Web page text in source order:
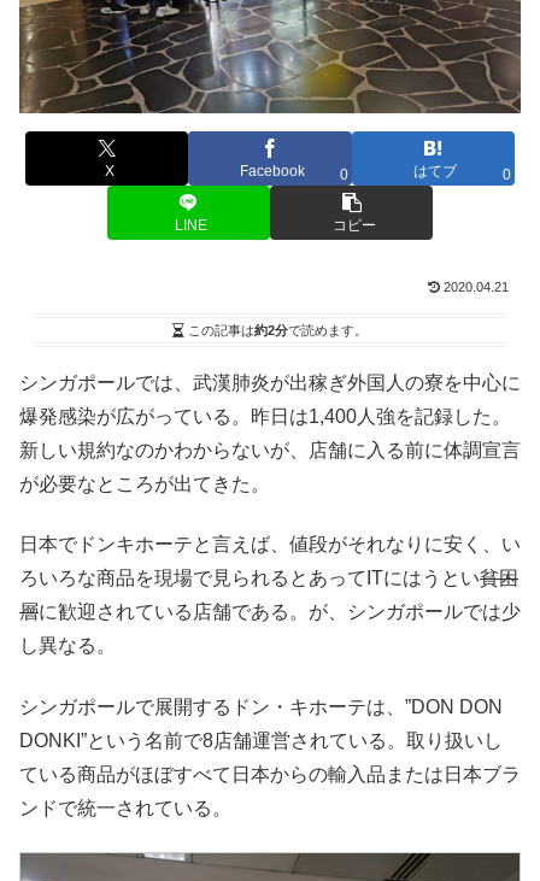
X Facebook 0 はてブ 0
LINE コピー
2020.04.21
この記事は約2分で読めます。
シンガポールでは、武漢肺炎が出稼ぎ外国人の寮を中心に
爆発感染が広がっている。昨日は1,400人強を記録した。
新しい規約なのかわからないが、店舗に入る前に体調宣言
が必要なところが出てきた。
日本でドンキホーテと言えば、値段がそれなりに安く、い
ろいろな商品を現場で見られるとあってITにはうとい貧困
層に歓迎されている店舗である。が、シンガポールでは少
し異なる。
シンガポールで展開するドン・キホーテは、”DON DON
DONKI”という名前で8店舗運営されている。取り扱いし
ている商品がほぼすべて日本からの輸入品または日本ブラ
ンドで統一されている。